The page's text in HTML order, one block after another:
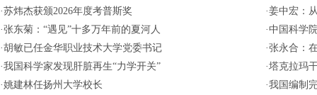
·苏炜杰获颁2026年度考普斯奖
·张东菊：“遇见”十多万年前的夏河人
·胡敏已任金华职业技术大学党委书记
·我国科学家发现肝脏再生“力学开关”
·姚建林任扬州大学校长
·姜中宏：
·中国科学
·张永合：
·塔克拉玛
·我国编制